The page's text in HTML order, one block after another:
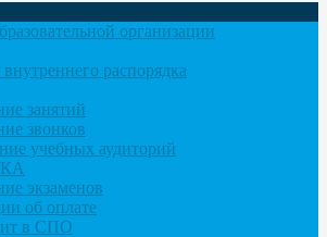
организации
распорядка
занятий
звонков
учебных аудиторий
экзаменов
об оплате
в СПО